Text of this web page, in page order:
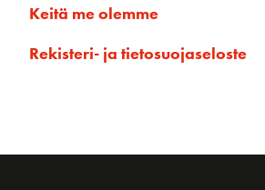
Keitä me olemme
Rekisteri- ja tietosuojaseloste